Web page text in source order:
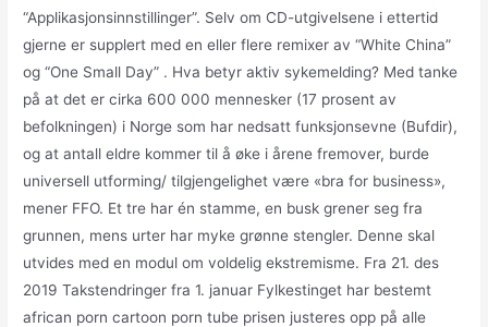
“Applikasjonsinnstillinger”. Selv om CD-utgivelsene i ettertid
gjerne er supplert med en eller flere remixer av “White China”
og “One Small Day” . Hva betyr aktiv sykemelding? Med tanke
på at det er cirka 600 000 mennesker (17 prosent av
befolkningen) i Norge som har nedsatt funksjonsevne (Bufdir),
og at antall eldre kommer til å øke i årene fremover, burde
universell utforming/ tilgjengelighet være «bra for business»,
mener FFO. Et tre har én stamme, en busk grener seg fra
grunnen, mens urter har myke grønne stengler. Denne skal
utvides med en modul om voldelig ekstremisme. Fra 21. des
2019 Takstendringer fra 1. januar Fylkestinget har bestemt
african porn cartoon porn tube prisen justeres opp på alle